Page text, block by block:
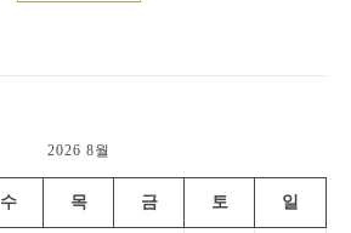
2026 8월
수 목 금 토 일